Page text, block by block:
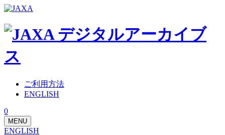
ご利用方法
ENGLISH
0
MENU
ENGLISH